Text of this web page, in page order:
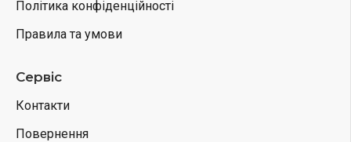
Політика конфіденційності
Правила та умови
Сервіс
Контакти
Повернення